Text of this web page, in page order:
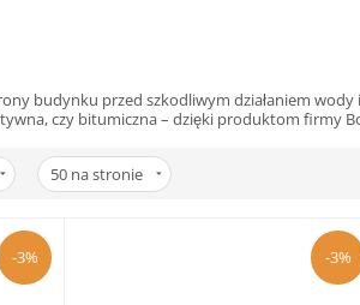
budynku przed szkodliwym działaniem
czy bitumiczna – dzięki produktom firmy
50 na stronie
-3% -3%